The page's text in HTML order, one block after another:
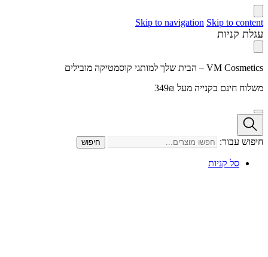
Skip to navigation Skip to content
עגלת קניות
VM Cosmetics – הבית שלך למותגי קוסמטיקה מובילים
משלוח חינם בקנייה מעל 349₪
חיפוש עבור: חיפוש
סל קניות